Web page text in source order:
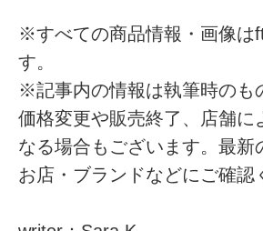
※すべての商品情報・画像は
す。
※記事内の情報は執筆時のも
価格変更や販売終了、店舗に
なる場合もございます。最新
お店・ブランドなどにご確認